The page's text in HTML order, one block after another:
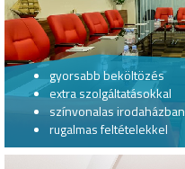
gyorsabb beköltözés
extra szolgáltatásokkal
színvonalas irodaházban
rugalmas feltételekkel